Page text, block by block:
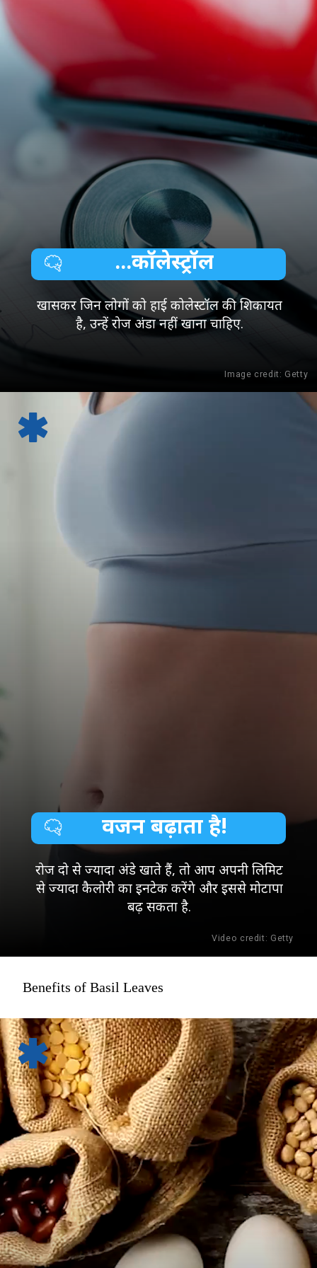
...कॉलेस्ट्रॉल
खासकर जिन लोगों को हाई कोलेस्टॉल की शिकायत
है, उन्हें रोज अंडा नहीं खाना चाहिए.
Image credit: Getty
वजन बढ़ाता है!
रोज दो से ज्यादा अंडे खाते हैं, तो आप अपनी लिमिट
से ज्यादा कैलोरी का इनटेक करेंगे और इससे मोटापा
बढ़ सकता है.
Video credit: Getty
Benefits of Basil Leaves